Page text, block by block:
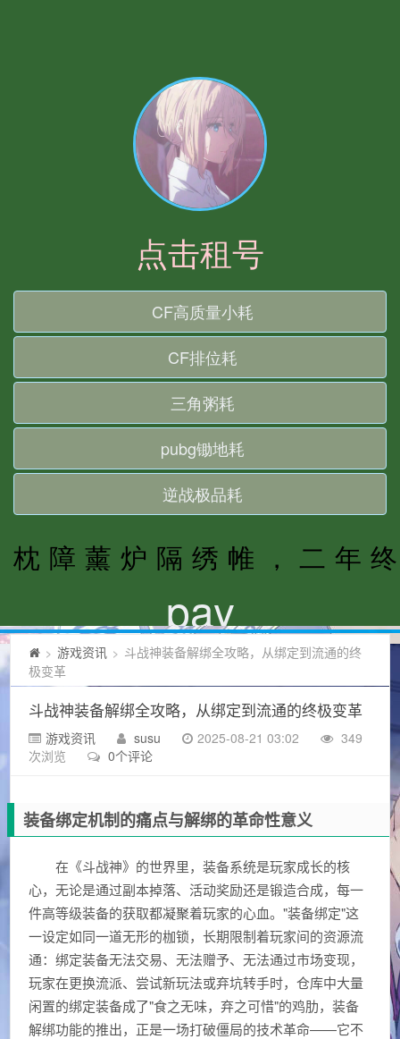
> 游戏资讯 > 斗战神装备解绑全攻略，从绑定到流通的终
极变革
斗战神装备解绑全攻略，从绑定到流通的终极变革
游戏资讯 susu 2025-08-21 03:02
349
次浏览
0个评论
装备绑定机制的痛点与解绑的革命性意义
在《斗战神》的世界里，装备系统是玩家成长的核
心，无论是通过副本掉落、活动奖励还是锻造合成，每一
件高等级装备的获取都凝聚着玩家的心血。"装备绑定"这
一设定如同一道无形的枷锁，长期限制着玩家间的资源流
通：绑定装备无法交易、无法赠予、无法通过市场变现，
玩家在更换流派、尝试新玩法或弃坑转手时，仓库中大量
闲置的绑定装备成了"食之无味，弃之可惜"的鸡肋，装备
解绑功能的推出，正是一场打破僵局的技术革命——它不